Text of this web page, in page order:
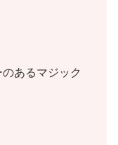
あるマジック